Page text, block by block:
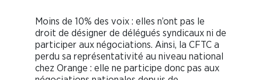
Moins de 10% des voix : elles n’ont pas le
droit de désigner de délégués syndicaux ni de
participer aux négociations. Ainsi, la CFTC a
perdu sa représentativité au niveau national
chez Orange : elle ne participe donc pas aux